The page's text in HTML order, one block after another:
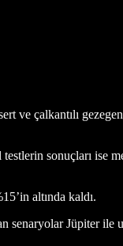
ve çalkantılı
sonuçları ise
altında kaldı.
senaryolar Jüpiter ile